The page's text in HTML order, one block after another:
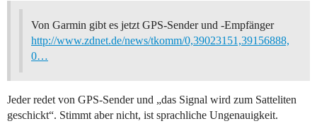
Von Garmin gibt es jetzt GPS-Sender und -Empfänger
http://www.zdnet.de/news/tkomm/0,39023151,39156888,
0…
Jeder redet von GPS-Sender und „das Signal wird zum Satteliten
geschickt“. Stimmt aber nicht, ist sprachliche Ungenauigkeit.